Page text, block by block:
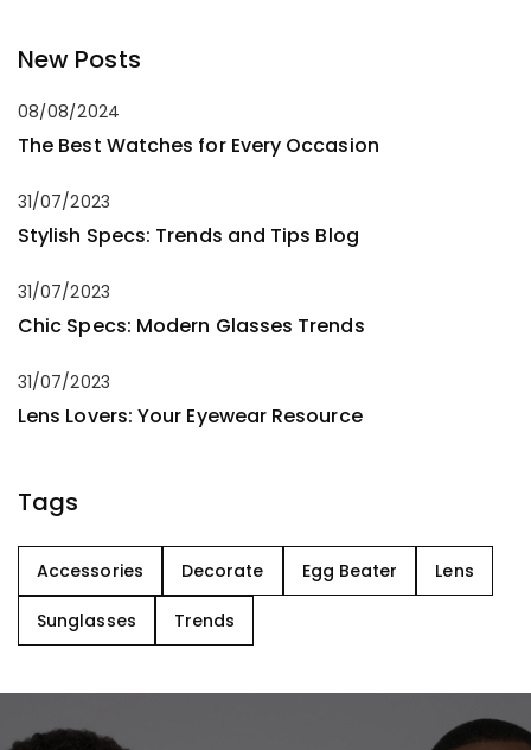
New Posts
08/08/2024
The Best Watches for Every Occasion
31/07/2023
Stylish Specs: Trends and Tips Blog
31/07/2023
Chic Specs: Modern Glasses Trends
31/07/2023
Lens Lovers: Your Eyewear Resource
Tags
Accessories Decorate Egg Beater Lens
Sunglasses Trends